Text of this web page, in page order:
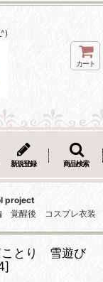
カート
新規登録 商品検索
project
覚醒後 コスプレ衣装
とり 雪遊び
]